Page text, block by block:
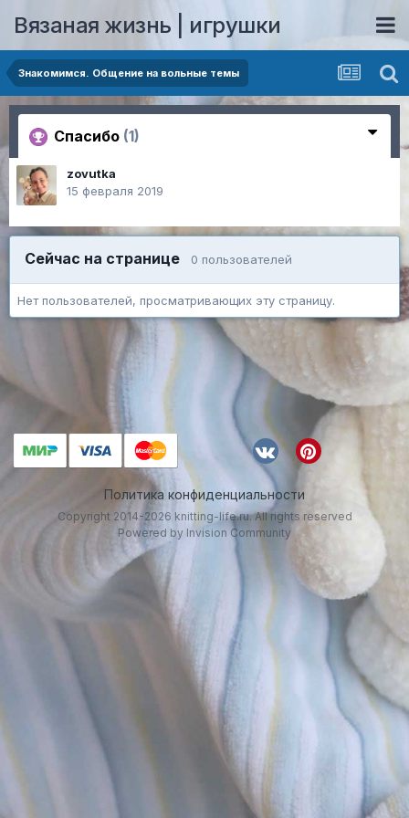
Вязаная жизнь | игрушки
Знакомимся. Общение на вольные темы
Спасибо (1)
zovutka
15 февраля 2019
Сейчас на странице 0 пользователей
Нет пользователей, просматривающих эту страницу.
Политика конфиденциальности
Copyright 2014-2026 knitting-life.ru. All rights reserved
Powered by Invision Community